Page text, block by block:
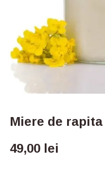
Miere de rapita
49,00 lei